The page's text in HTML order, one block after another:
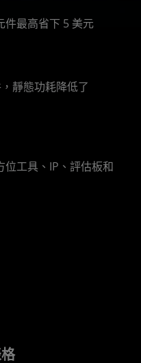
件最高省下 5 美元
靜態功耗降低了
工具、IP、評估板和